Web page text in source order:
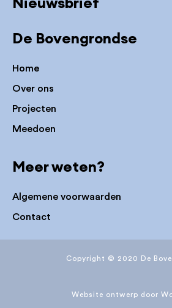
De Bovengrondse
Home
Over ons
Projecten
Meedoen
Meer weten?
Algemene voorwaarden
Contact
Copyright © 2020 De
Website ontwerp door